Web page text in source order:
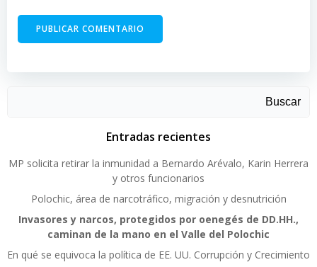
Buscar
Entradas recientes
MP solicita retirar la inmunidad a Bernardo Arévalo, Karin Herrera
y otros funcionarios
Polochic, área de narcotráfico, migración y desnutrición
Invasores y narcos, protegidos por oenegés de DD.HH.,
caminan de la mano en el Valle del Polochic
En qué se equivoca la política de EE. UU. Corrupción y Crecimiento